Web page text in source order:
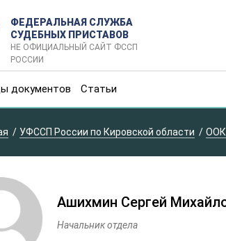
ФЕДЕРАЛЬНАЯ СЛУЖБА
СУДЕБНЫХ ПРИСТАВОВ
НЕ ОФИЦИАЛЬНЫЙ САЙТ ФССП
РОССИИ
документов Статьи
УФССП России по Кировской области
Ашихмин Сергей
Начальник отдела